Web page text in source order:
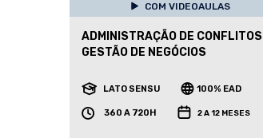
COM VIDEOAULAS
ADMINISTRAÇÃO DE CONFLITOS
GESTÃO DE NEGÓCIOS
LATO SENSU 100% EAD
360 A 720H 2 A 12 MESES